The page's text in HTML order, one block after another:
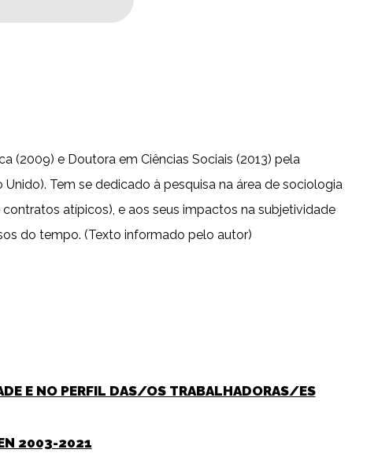
(2009) e Doutora em Ciências Sociais (2013) pela
Tem se dedicado à pesquisa na área de sociologia
atípicos), e aos seus impactos na subjetividade
do tempo. (Texto informado pelo autor)
E NO PERFIL DAS/OS TRABALHADORAS/ES
2003-2021